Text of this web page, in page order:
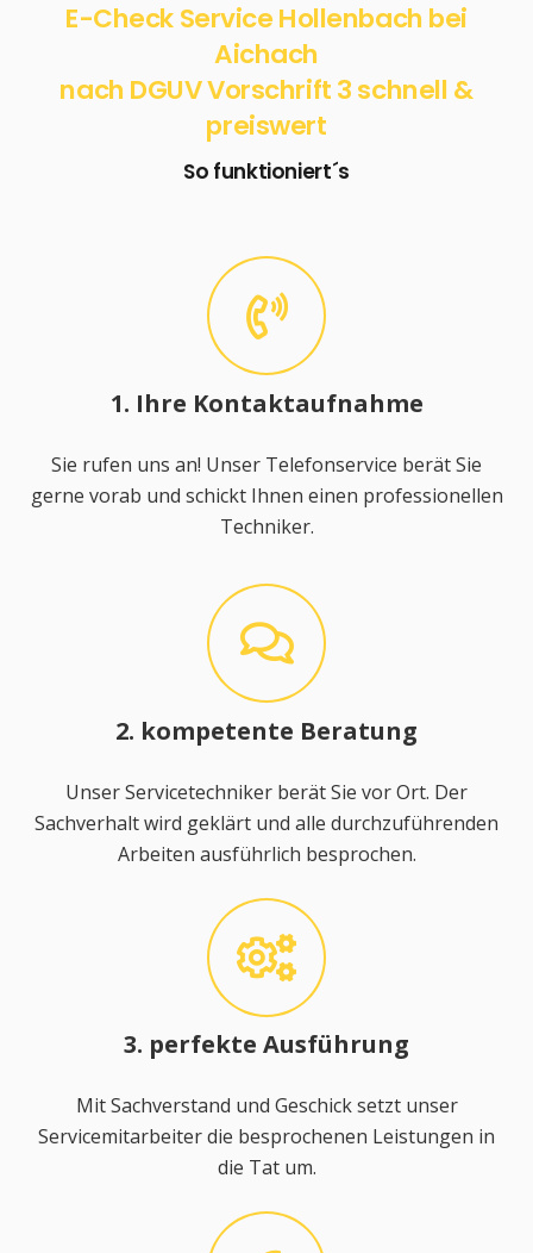
E-Check Service Hollenbach bei
Aichach
nach DGUV Vorschrift 3 schnell &
preiswert
So funktioniert´s
1. Ihre Kontaktaufnahme
Sie rufen uns an! Unser Telefonservice berät Sie
gerne vorab und schickt Ihnen einen professionellen
Techniker.
2. kompetente Beratung
Unser Servicetechniker berät Sie vor Ort. Der
Sachverhalt wird geklärt und alle durchzuführenden
Arbeiten ausführlich besprochen.
3. perfekte Ausführung
Mit Sachverstand und Geschick setzt unser
Servicemitarbeiter die besprochenen Leistungen in
die Tat um.